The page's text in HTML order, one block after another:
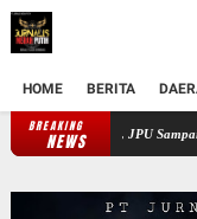
HOME BERITA
BREAKING
NEWS
Baturaja, JPU